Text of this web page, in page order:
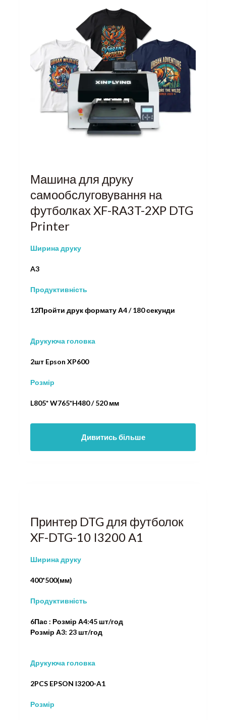
Машина для друку
самообслуговування на
футболках XF-RA3T-2XP DTG
Printer
Ширина друку
A3
Продуктивність
12Пройти друк формату А4 / 180 секунди
Друкуюча головка
2шт Epson XP600
Розмір
L805* W765*H480 / 520 мм
Дивитись більше
Принтер DTG для футболок
XF-DTG-10 I3200 A1
Ширина друку
400*500(мм)
Продуктивність
6Пас : Розмір А4:45 шт/год
Розмір А3: 23 шт/год
Друкуюча головка
2PCS EPSON I3200-A1
Розмір